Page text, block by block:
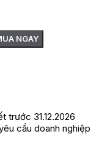
NGAY
trước 31.12.2026
cầu doanh nghiệp